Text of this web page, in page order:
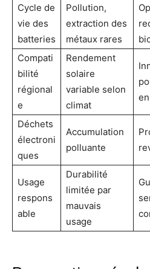
Cycle de
vie des
batteries
Pollution,
extraction des
métaux rares
Compati
bilité
régional
e
Rendement
solaire
variable selon
climat
Déchets
électroni
ques
Accumulation
polluante
Usage
respons
able
Durabilité
limitée par
mauvais
usage